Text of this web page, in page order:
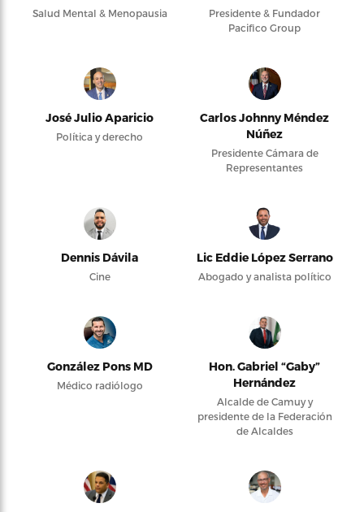
Salud Mental & Menopausia
Presidente & Fundador
Pacifico Group
José Julio Aparicio
Política y derecho
Carlos Johnny Méndez
Núñez
Presidente Cámara de
Representantes
Dennis Dávila
Cine
Lic Eddie López Serrano
Abogado y analista político
González Pons MD
Médico radiólogo
Hon. Gabriel “Gaby”
Hernández
Alcalde de Camuy y
presidente de la Federación
de Alcaldes